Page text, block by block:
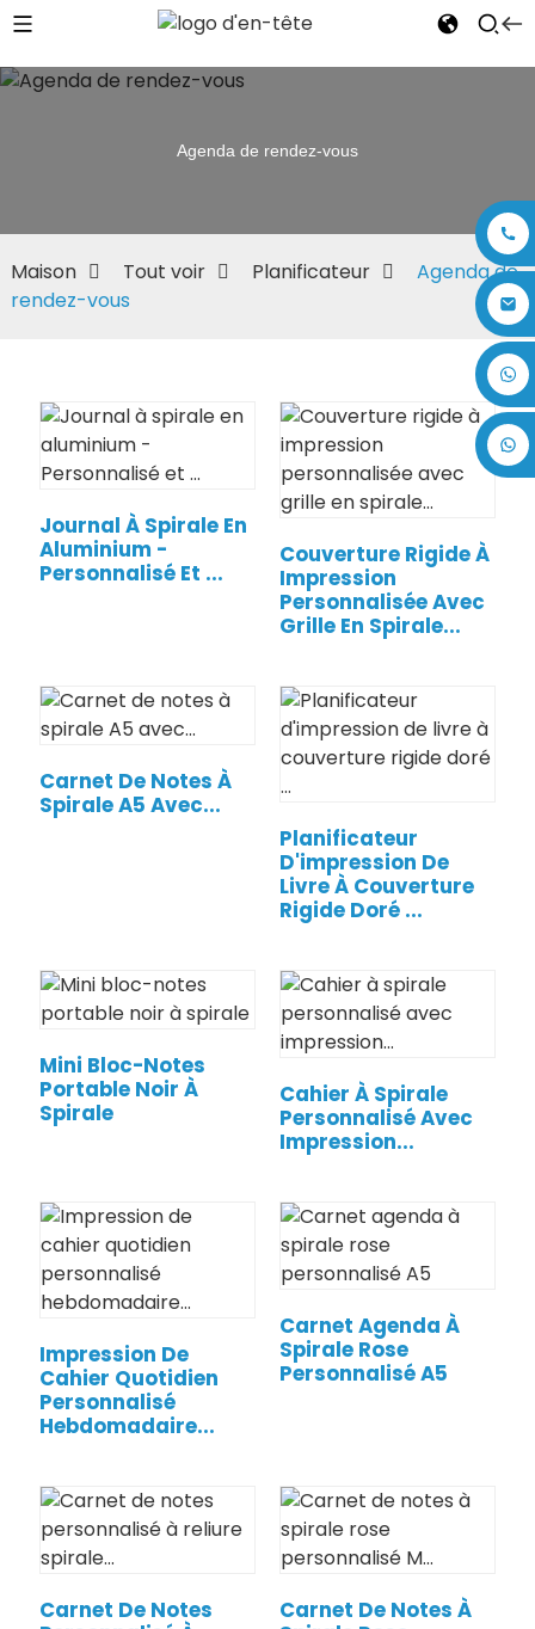
Agenda de rendez-vous
Maison Tout voir Planificateur
Agenda de
rendez-vous
Journal À Spirale En
Aluminium -
Personnalisé Et ...
Couverture Rigide À
Impression
Personnalisée Avec
Grille En Spirale...
Carnet De Notes À
Spirale A5 Avec...
Planificateur
D'impression De
Livre À Couverture
Rigide Doré ...
Mini Bloc-Notes
Portable Noir À
Spirale
Cahier À Spirale
Personnalisé Avec
Impression...
Impression De
Cahier Quotidien
Personnalisé
Hebdomadaire...
Carnet Agenda À
Spirale Rose
Personnalisé A5
Carnet De Notes
Carnet De Notes À